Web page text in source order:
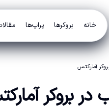
خانه بروکرها پراپ‌ها
آمارکتس
در بروکر